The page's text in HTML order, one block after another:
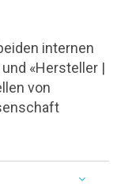
internen
«Hersteller |
von